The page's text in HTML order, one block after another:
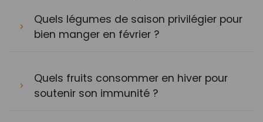
Quels légumes de saison privilégier pour
bien manger en février ?
Quels fruits consommer en hiver pour
soutenir son immunité ?